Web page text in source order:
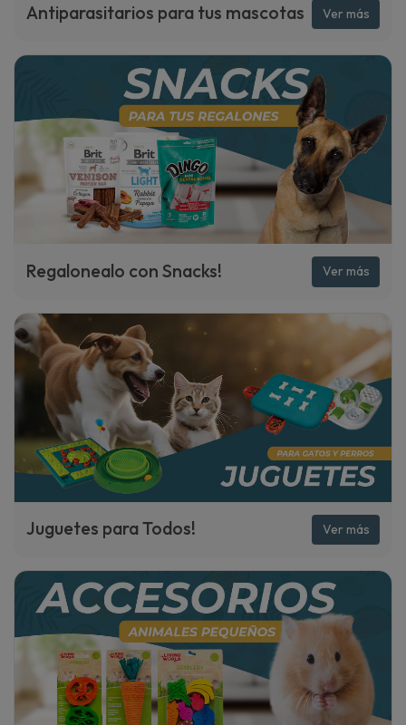
Antiparasitarios para tus mascotas Ver más
Regalonealo con Snacks! Ver más
Juguetes para Todos! Ver más